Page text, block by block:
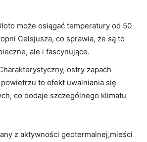
może osiągać temperatury od 50
Celsjusza, co sprawia, że są to
ale i fascynujące.
ostry zapach
to efekt uwalniania się
co dodaje szczególnego klimatu
z aktywności geotermalnej,mieści